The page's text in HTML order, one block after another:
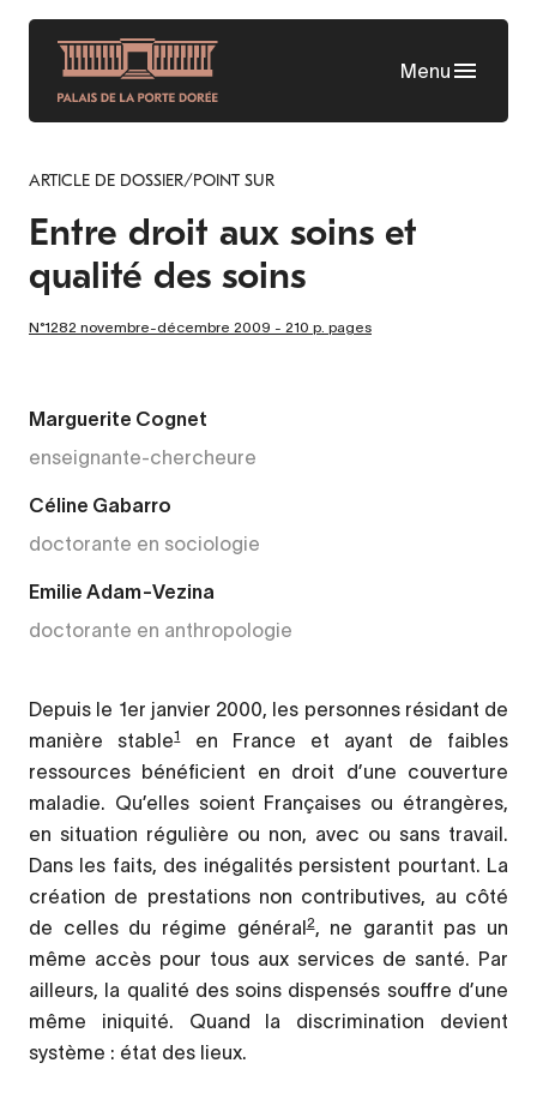
Aller
contenu
principal
Menu
ARTICLE DE DOSSIER/POINT SUR
Entre droit aux soins et
qualité des soins
N°1282 novembre-décembre 2009 - 210 p. pages
Marguerite Cognet
enseignante-chercheure
Céline Gabarro
doctorante en sociologie
Emilie Adam-Vezina
doctorante en anthropologie
Depuis le 1er janvier 2000, les personnes résidant de
manière stable1en France et ayant de faibles
ressources bénéficient en droit d’une couverture
maladie. Qu’elles soient Françaises ou étrangères,
en situation régulière ou non, avec ou sans travail.
Dans les faits, des inégalités persistent pourtant. La
création de prestations non contributives, au côté
de celles du régime général2, ne garantit pas un
même accès pour tous aux services de santé. Par
ailleurs, la qualité des soins dispensés souffre d’une
même iniquité. Quand la discrimination devient
système : état des lieux.